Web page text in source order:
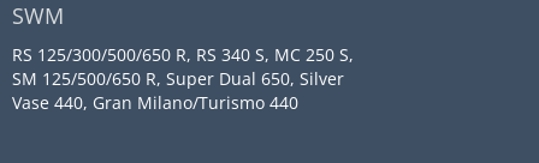
SWM
RS 125/300/500/650 R, RS 340 S, MC 250 S,
SM 125/500/650 R, Super Dual 650, Silver
Vase 440, Gran Milano/Turismo 440